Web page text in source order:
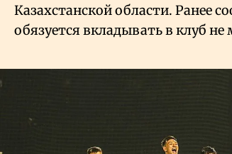
Казахстанской области. Ранее
обязуется вкладывать в клуб не